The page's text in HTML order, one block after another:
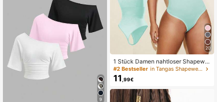
9
20
1 Stück Damen nahtloser Shapewe
ar Bodysuit, String-Unterteil, schlan
kmachender formender Bodysuit, B
auchkontroll-Bodysuit, Shapewear,
Taillenformer, Selbstvertrauens-Bo
ost
#2 Bestseller in Tangas Shapewear-Bodys für Damen
11 ,99€